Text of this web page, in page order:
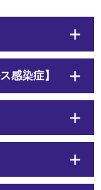
感染症】